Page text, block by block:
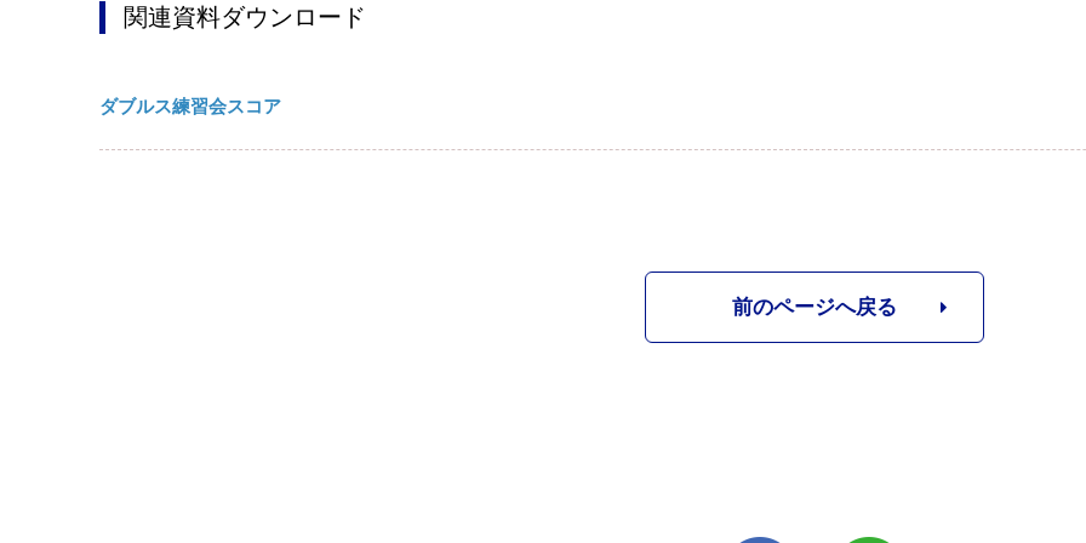
関連資料ダウンロード
ダブルス練習会スコア
前のページへ戻る